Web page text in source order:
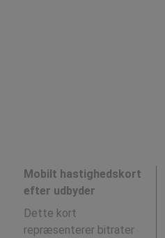
Mobilt hastighedskort
efter udbyder
Dette kort
repræsenterer bitrater